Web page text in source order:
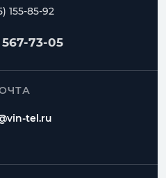
155-85-92
73-05
tel.ru